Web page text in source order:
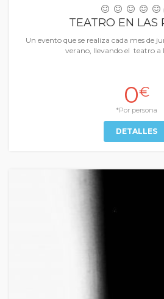
TEATRO EN LAS
Un evento que se realiza cada mes de
verano, llevando el teatro a
0€
*Por persona
DETALLES